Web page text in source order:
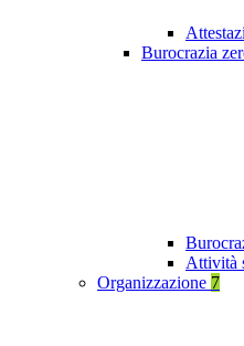
Burocrazia
Attività
Organizzazione 7